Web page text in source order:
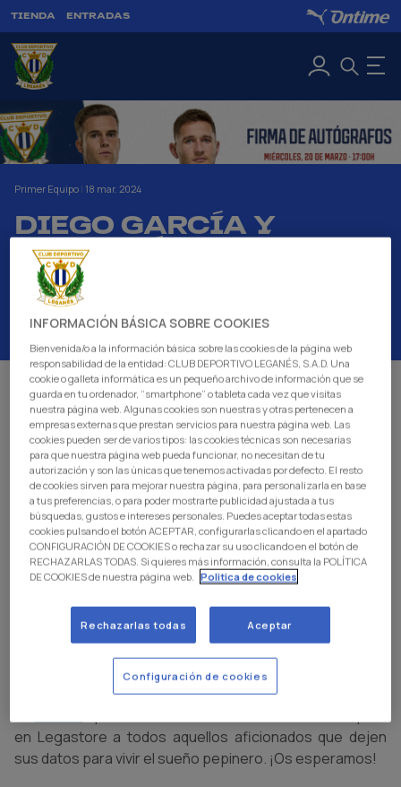
TIENDA ENTRADAS
Primer Equipo | 18 mar. 2024
DIEGO GARCÍA Y
JORGE SÁENZ TE
ESPERAN ESTE
MIÉRCOLES EN
LEGASTORE
LOS JUGADORES PEPINEROS FIRMARÁN
DE 17:00 A 18:00 HORAS EN NUESTRA
TIENDA DE BUTARQUE JUNTO A EXCOM.
Los jugadores del C.D. Leganés Diego García y Jorge
Sáenz estarán este miércoles en la Legastore del
Estadio Municipal Butarque de 17:00 a 18:00 horas
para firmar autógrafos y compartir una tarde con la
afición pepinera y con nuestros amigos de Excom.
Diego García, máximo goleador del equipo hasta el
capitanes de la plantilla, estarán a disposición de los
aficionados blanquiazules en nuestra tienda de Butarque
antes de la visita del sábado al Villarreal 'B'.
En el acto estarán presentes también nuestros amigos
en Legastore a todos aquellos aficionados que dejen
sus datos para vivir el sueño pepinero. ¡Os esperamos!
INFORMACIÓN BÁSICA SOBRE COOKIES
Bienvenida/o a la información básica sobre las cookies de la página web
responsabilidad de la entidad: CLUB DEPORTIVO LEGANÉS, S.A.D. Una
cookie o galleta informática es un pequeño archivo de información que se
guarda en tu ordenador, “smartphone” o tableta cada vez que visitas
nuestra página web. Algunas cookies son nuestras y otras pertenecen a
empresas externas que prestan servicios para nuestra página web. Las
cookies pueden ser de varios tipos: las cookies técnicas son necesarias
para que nuestra página web pueda funcionar, no necesitan de tu
autorización y son las únicas que tenemos activadas por defecto. El resto
de cookies sirven para mejorar nuestra página, para personalizarla en base
a tus preferencias, o para poder mostrarte publicidad ajustada a tus
búsquedas, gustos e intereses personales. Puedes aceptar todas estas
cookies pulsando el botón ACEPTAR, configurarlas clicando en el apartado
CONFIGURACIÓN DE COOKIES o rechazar su uso clicando en el botón de
RECHAZARLAS TODAS. Si quieres más información, consulta la POLÍTICA
DE COOKIES de nuestra página web. Politica de cookies
Rechazarlas todas Aceptar
Configuración de cookies